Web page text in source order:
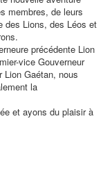
membres, de leurs
des Lions, des Léos et
précédente Lion
vice Gouverneur
Lion Gaétan, nous
la
et ayons du plaisir à